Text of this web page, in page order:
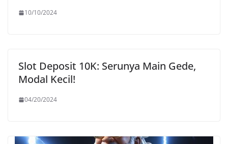
10/10/2024
Slot Deposit 10K: Serunya Main Gede,
Modal Kecil!
04/20/2024